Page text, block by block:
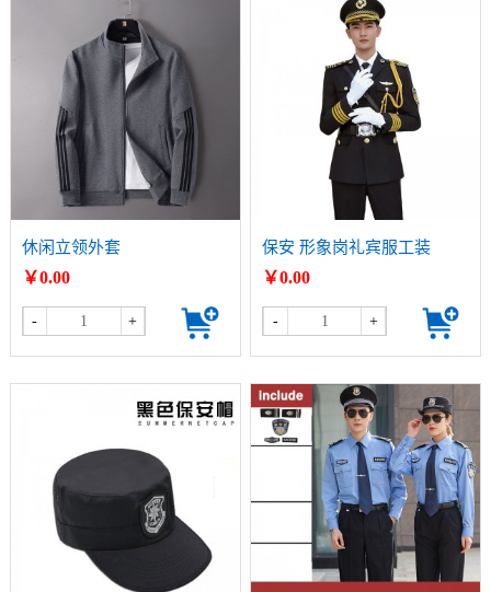
休闲立领外套
￥0.00
- +
保安 形象岗礼宾服工装
￥0.00
- +